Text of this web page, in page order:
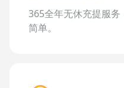
365全年无休充提服务
简单。